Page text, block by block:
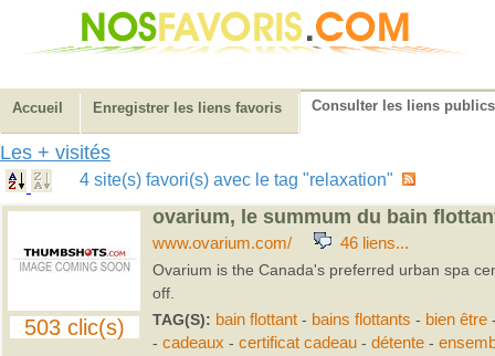
Accueil Enregistrer les liens favoris Consulter les liens publics
Les + visités
4 site(s) favori(s) avec le tag "relaxation"
503 clic(s)
ovarium, le summum du bain
www.ovarium.com/
46 liens...
Ovarium is the Canada's preferred urban spa
off.
TAG(S): bain flottant- bains flottants - bien être
- cadeaux - certificat cadeau- détente-